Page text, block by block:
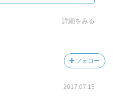
めかしい、一昔前のヒロイ
前を呼ばずに常に「あな
する能力を（なぜか）身に
来して、それぞれの世の恋
詳細をみる
フォロー
2017.07.15